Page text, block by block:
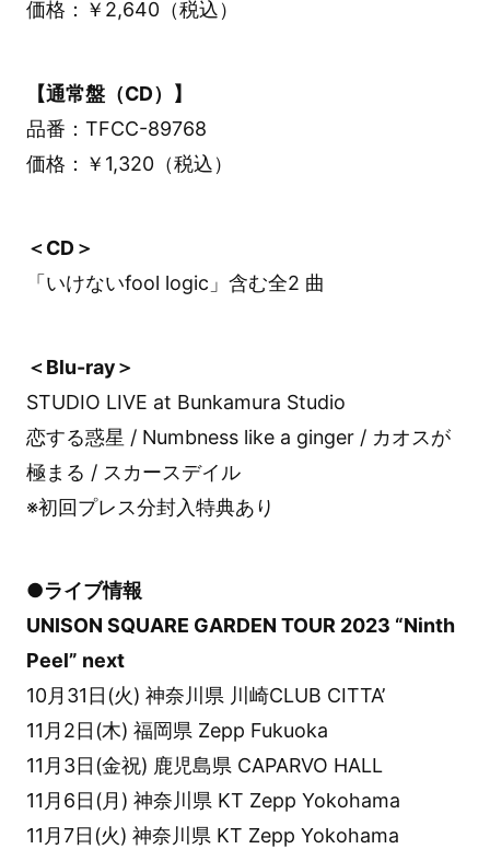
価格：￥2,640（税込）
【通常盤（CD）】
品番：TFCC-89768
価格：￥1,320（税込）
＜CD＞
「いけないfool logic」含む全2 曲
＜Blu-ray＞
STUDIO LIVE at Bunkamura Studio
恋する惑星 / Numbness like a ginger / カオスが
極まる / スカースデイル
※初回プレス分封入特典あり
●ライブ情報
UNISON SQUARE GARDEN TOUR 2023 “Ninth
Peel” next
10月31日(火) 神奈川県 川崎CLUB CITTA’
11月2日(木) 福岡県 Zepp Fukuoka
11月3日(金祝) 鹿児島県 CAPARVO HALL
11月6日(月) 神奈川県 KT Zepp Yokohama
11月7日(火) 神奈川県 KT Zepp Yokohama